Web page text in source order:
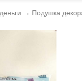
→ Подушка